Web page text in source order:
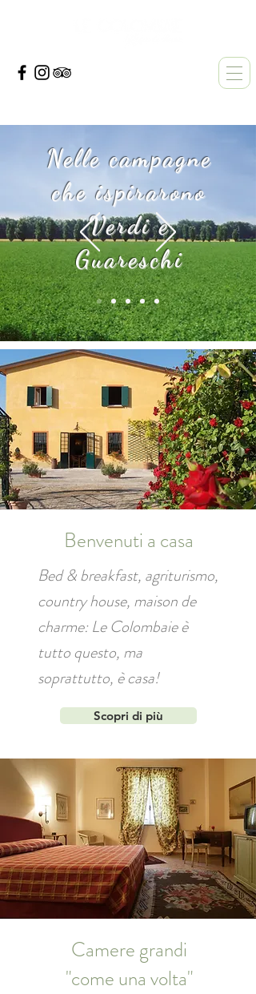
Nelle campagne
che ispirarono
Verdi e
Guareschi
Benvenuti a casa
Bed & breakfast, agriturismo,
country house, maison de
charme: Le Colombaie è
tutto questo, ma
soprattutto, è casa!
Scopri di più
Camere grandi
"come una volta"